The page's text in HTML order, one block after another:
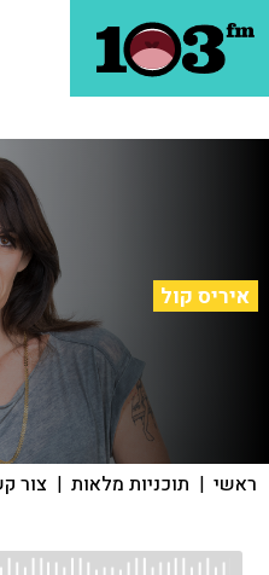
איריס קול
ראשי | תוכניות מלאות | צור